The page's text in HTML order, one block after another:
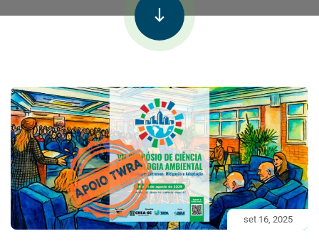
set 16, 2025